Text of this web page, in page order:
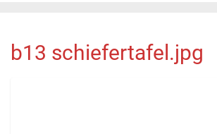
b13 schiefertafel.jpg